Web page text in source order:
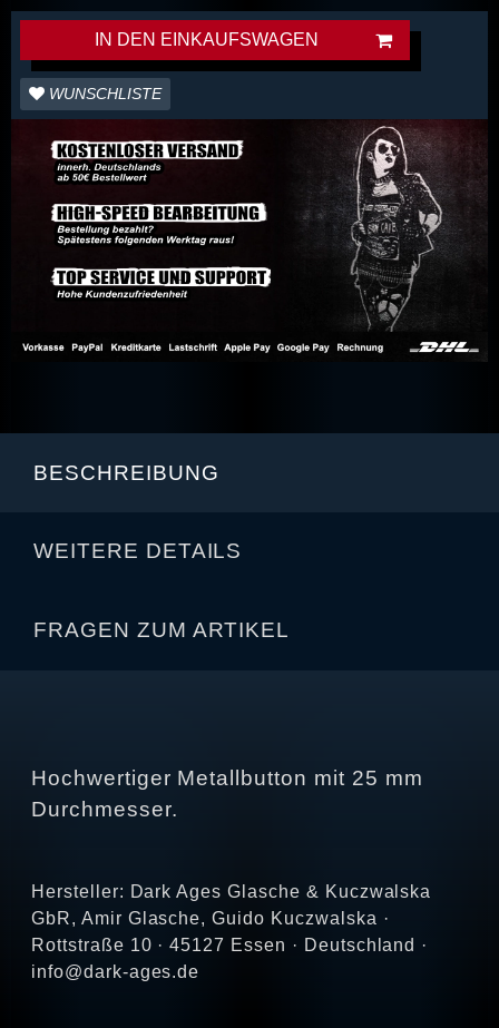
IN DEN EINKAUFSWAGEN
WUNSCHLISTE
BESCHREIBUNG
WEITERE DETAILS
FRAGEN ZUM ARTIKEL
Hochwertiger Metallbutton mit 25 mm
Durchmesser.
Hersteller: Dark Ages Glasche & Kuczwalska
GbR, Amir Glasche, Guido Kuczwalska ·
Rottstraße 10 · 45127 Essen · Deutschland ·
info@dark-ages.de